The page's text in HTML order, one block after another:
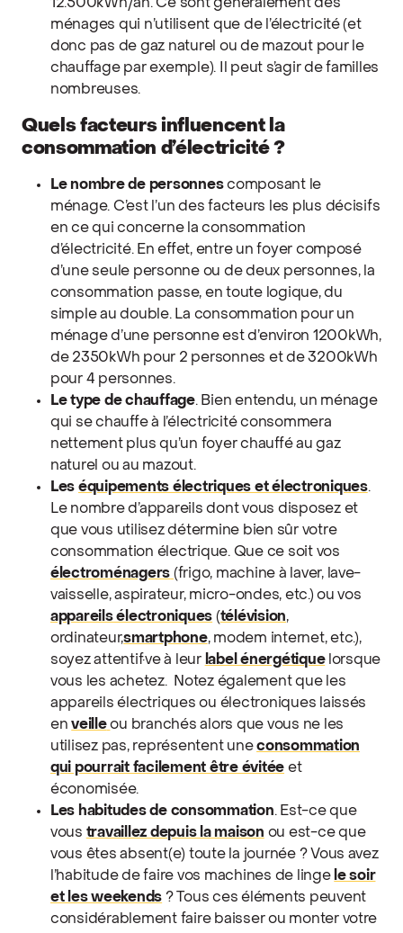
12.500kWh/an. Ce sont généralement des
ménages qui n’utilisent que de l’électricité (et
donc pas de gaz naturel ou de mazout pour le
chauffage par exemple). Il peut s’agir de familles
nombreuses.
Quels facteurs influencent la
consommation d’électricité ?
Le nombre de personnescomposant le
ménage. C’est l’un des facteurs les plus décisifs
en ce qui concerne la consommation
d’électricité. En effet, entre un foyer composé
d’une seule personne ou de deux personnes, la
consommation passe, en toute logique, du
simple au double. La consommation pour un
ménage d’une personne est d’environ 1200kWh,
de 2350kWh pour 2 personnes et de 3200kWh
pour 4 personnes.
Le type de chauffage. Bien entendu, un ménage
qui se chauffe à l’électricité consommera
nettement plus qu’un foyer chauffé au gaz
naturel ou au mazout.
Les équipements électriques et électroniques.
Le nombre d’appareils dont vous disposez et
que vous utilisez détermine bien sûr votre
consommation électrique. Que ce soit vos
électroménagers (frigo, machine à laver, lave-
vaisselle, aspirateur, micro-ondes, etc.) ou vos
appareils électroniques (télévision,
ordinateur,smartphone, modem internet, etc.),
soyez attentif·ve à leur label énergétiquelorsque
vous les achetez.
Notez également que les
appareils électriques ou électroniques laissés
enveille ou branchés alors que vous ne les
utilisez pas, représentent uneconsommation
qui pourrait facilement être évitée et
économisée.
Les habitudes de consommation. Est-ce que
vous travaillez depuis la maison ou est-ce que
vous êtes absent(e) toute la journée ? Vous avez
l’habitude de faire vos machines de linge le soir
et les weekends ? Tous ces éléments peuvent
considérablement faire baisser ou monter votre